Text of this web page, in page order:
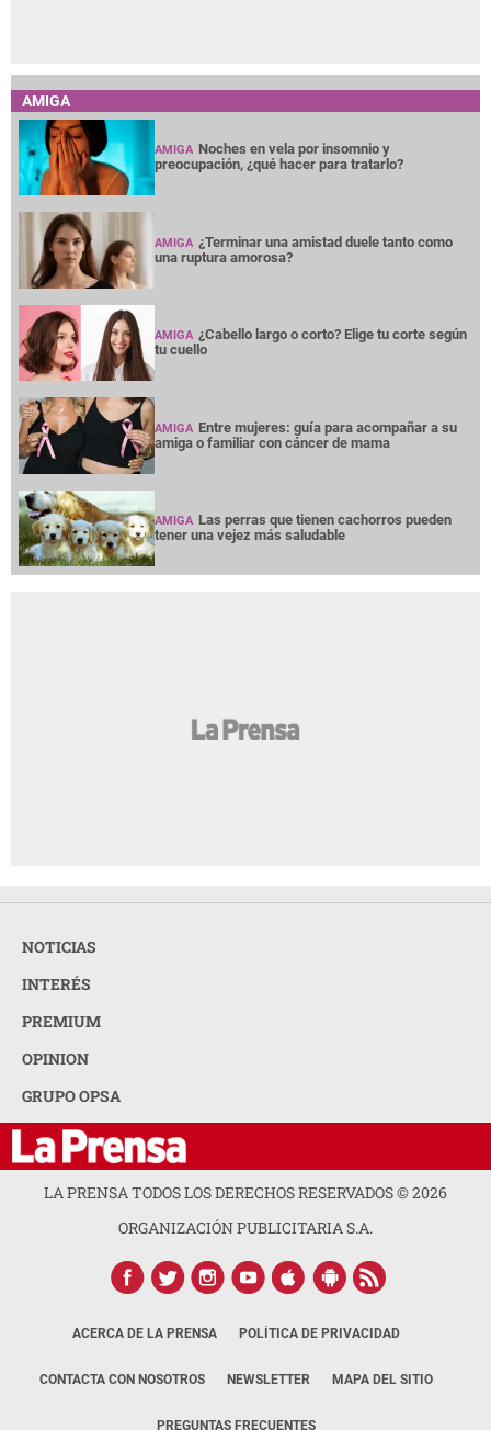
AMIGA
AMIGA Noches en vela por insomnio y
preocupación, ¿qué hacer para tratarlo?
AMIGA ¿Terminar una amistad duele tanto como
una ruptura amorosa?
AMIGA ¿Cabello largo o corto? Elige tu corte según
tu cuello
AMIGA Entre mujeres: guía para acompañar a su
amiga o familiar con cáncer de mama
AMIGA Las perras que tienen cachorros pueden
tener una vejez más saludable
NOTICIAS
INTERÉS
PREMIUM
OPINION
GRUPO OPSA
LA PRENSA TODOS LOS DERECHOS RESERVADOS ©2026
ORGANIZACIÓN PUBLICITARIA S.A.
ACERCA DE LA PRENSA POLÍTICA DE PRIVACIDAD
CONTACTA CON NOSOTROS NEWSLETTER MAPA DEL SITIO
PREGUNTAS FRECUENTES